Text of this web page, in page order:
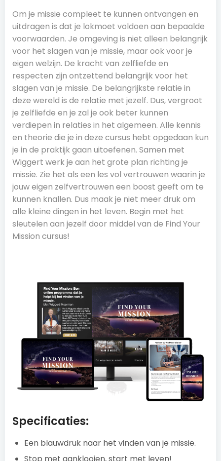
Om je missie compleet te kunnen ontvangen en
uitdragen is dat je lokmoet voldoen aan bepaalde
voorwaarden. Je omgeving is niet alleen belangrijk
voor het slagen van je missie, maar ook voor je
eigen welzijn. De kracht van zelfliefde en
respecten zijn ontzettend belangrijk voor het
slagen van je missie. De belangrijkste relatie in
deze wereld is de relatie met jezelf. Dus, vergroot
je zelfliefde en je zal je ook beter kunnen
verdiepen in relaties in het algemeen. Alle kennis
en theorie die je in deze cursus hebt opgedaan kun
je in de praktijk gaan uitoefenen. Samen met
Wiggert werk je aan het grote plan richting je
missie. Zie het als een les vol vertrouwen waarin je
jouw eigen zelfvertrouwen een boost geeft om te
kunnen knallen. Dus maak je niet meer druk om
alle kleine dingen in het leven. Begin met het
sleutelen aan jezelf door middel van de Find Your
Mission cursus!
Specificaties:
Een blauwdruk naar het vinden van je missie.
Stop met aanklooien, start met leven!